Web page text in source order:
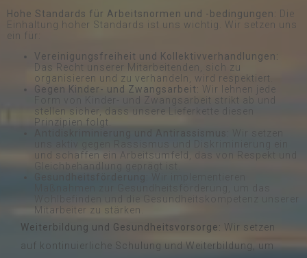
Hohe Standards für Arbeitsnormen und -bedingungen: Die
Einhaltung hoher Standards ist uns wichtig. Wir setzen uns
ein für:
Vereinigungsfreiheit und Kollektivverhandlungen:
Das Recht unserer Mitarbeitenden, sich zu
organisieren und zu verhandeln, wird respektiert.
Gegen Kinder- und Zwangsarbeit: Wir lehnen jede
Form von Kinder- und Zwangsarbeit strikt ab und
stellen sicher, dass unsere Lieferkette diesen
Prinzipien folgt.
und schaffen ein Arbeitsumfeld, das von Respekt und
Gleichbehandlung geprägt ist.
Wohlbefinden und die Gesundheitskompetenz unserer
Mitarbeiter zu stärken.
Weiterbildung und Gesundheitsvorsorge: Wir setzen
auf kontinuierliche Schulung und Weiterbildung, um